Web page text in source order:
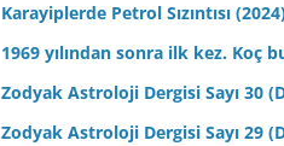
Karayiplerde Petrol Sızıntısı
1969 yılından sonra ilk kez. Koç
Zodyak Astroloji Dergisi Sayı 30
Zodyak Astroloji Dergisi Sayı 29